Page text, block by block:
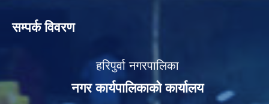
सम्पर्क विवरण
हरिपुर्वा नगरपालिका
नगर कार्यपालिकाको कार्यालय